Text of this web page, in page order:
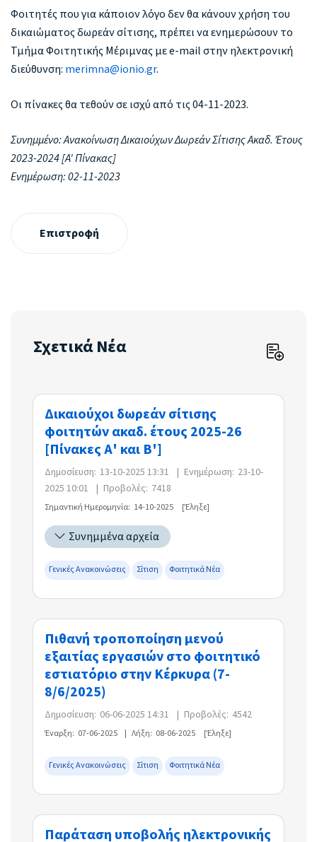
Φοιτητές που για κάποιον λόγο δεν θα κάνουν χρήση του
δικαιώματος δωρεάν σίτισης, πρέπει να ενημερώσουν το
Τμήμα Φοιτητικής Μέριμνας με e-mail στην ηλεκτρονική
διεύθυνση: merimna@ionio.gr.
Οι πίνακες θα τεθούν σε ισχύ από τις 04-11-2023.
Συνημμένο: Ανακοίνωση Δικαιούχων Δωρεάν Σίτισης Ακαδ. Έτους
2023-2024 [A' Πίνακας]
Ενημέρωση: 02-11-2023
Επιστροφή
Σχετικά Νέα
Δικαιούχοι δωρεάν σίτισης
φοιτητών ακαδ. έτους 2025-26
[Πίνακες Α' και Β']
Δημοσίευση: 13-10-2025 13:31 | Ενημέρωση: 23-10-
2025 10:01
| Προβολές: 7418
Σημαντική Ημερομηνία: 14-10-2025 [Έληξε]
Συνημμένα αρχεία
Γενικές Ανακοινώσεις Σίτιση Φοιτητικά Νέα
Πιθανή τροποποίηση μενού
εξαιτίας εργασιών στο φοιτητικό
εστιατόριο στην Κέρκυρα (7-
8/6/2025)
Δημοσίευση: 06-06-2025 14:31 | Προβολές: 4542
Έναρξη: 07-06-2025 | Λήξη: 08-06-2025 [Έληξε]
Γενικές Ανακοινώσεις Σίτιση Φοιτητικά Νέα
Παράταση υποβολής ηλεκτρονικής